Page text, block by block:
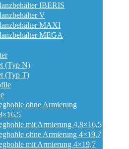
IBERIS
V
MAXI
MEGA
(Typ N)
(Typ T)
ohne Armierung
mit Armierung 4,8×16,5
ohne Armierung 4×19,7
mit Armierung 4×19,7